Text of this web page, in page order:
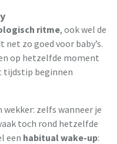
ritme, ook wel de
zo goed voor baby’s.
op hetzelfde moment
tijdstip beginnen
zelfs wanneer je
toch rond hetzelfde
een habitual wake-up: